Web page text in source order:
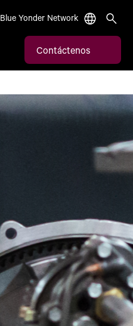
Blue Yonder Network
Contáctenos